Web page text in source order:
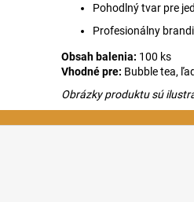
Pohodlný tvar pre
Profesionálny
Obsah balenia: 100 ks
Vhodné pre: Bubble tea,
Obrázky produktu sú